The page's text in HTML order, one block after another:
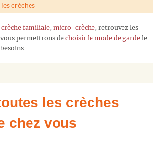
crèches
crèche familiale, micro-crèche, retrouvez les
permettrons de choisir le mode de garde le
les crèches
chez vous